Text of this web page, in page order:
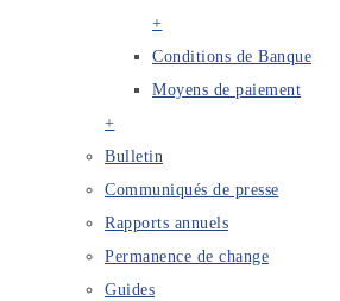
+
Conditions de Banque
Moyens de paiement
+
Bulletin
Communiqués de presse
Rapports annuels
Permanence de change
Guides